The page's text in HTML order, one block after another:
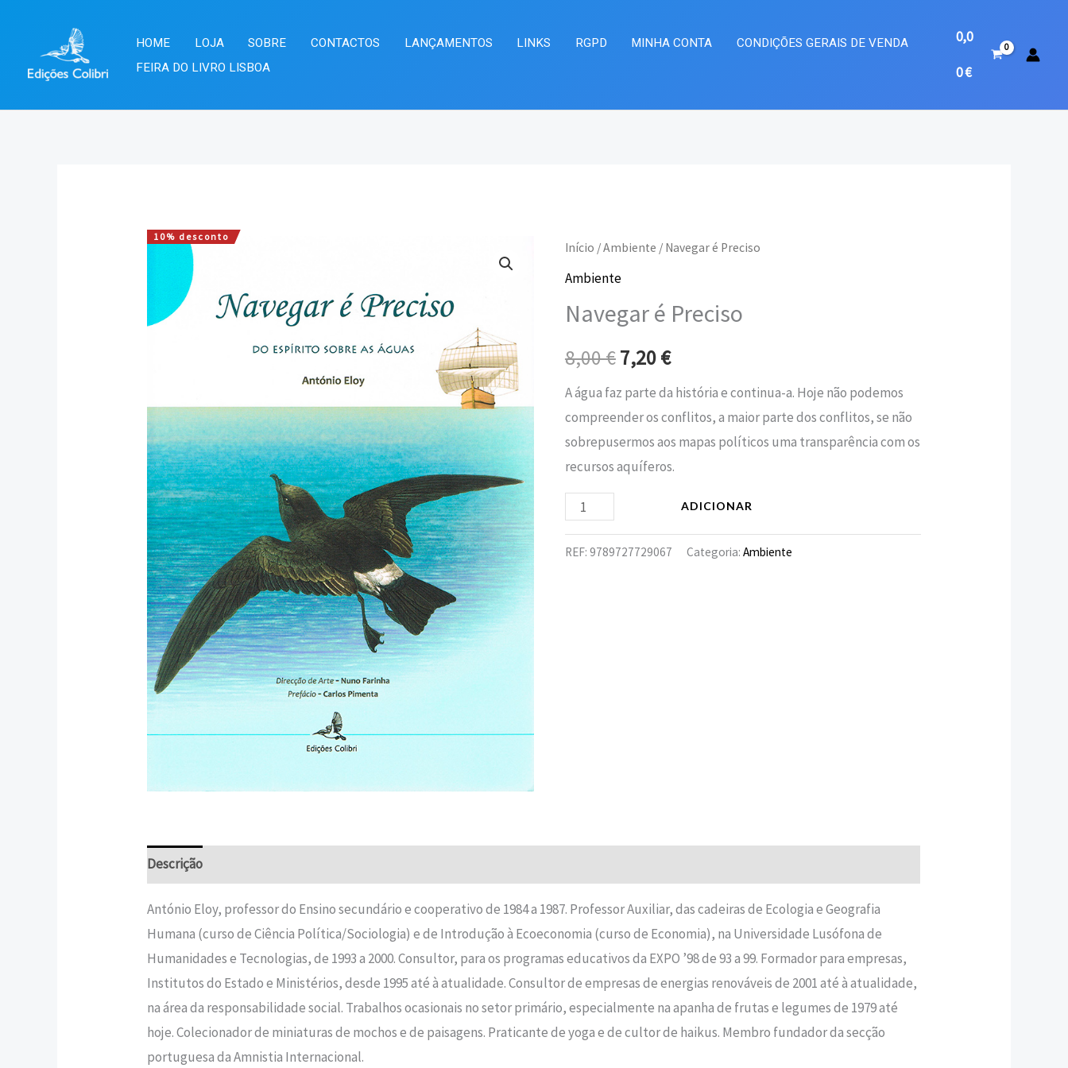
content
HOME LOJA SOBRE CONTACTOS LANÇAMENTOS LINKS RGPD MINHA CONTA
CONDIÇÕES GERAIS DE VENDA
FEIRA DO LIVRO LISBOA
0,0
0€
10% desconto
Início /Ambiente / Navegar é Preciso
Ambiente
Navegar é Preciso
8,00€
O
preço
original
era:
8,00 €.
7,20€
O
atual
é:
7,20 €.
A água faz parte da história e continua-a. Hoje não podemos
compreender os conflitos, a maior parte dos conflitos, se não
sobrepusermos aos mapas políticos uma transparência com os
recursos aquíferos.
Quantidade
de
é
ADICIONAR
REF: 9789727729067 Categoria: Ambiente
Descrição
António Eloy, professor do Ensino secundário e cooperativo de 1984 a 1987. Professor Auxiliar, das cadeiras de Ecologia e Geografia
Humana (curso de Ciência Política/Sociologia) e de Introdução à Ecoeconomia (curso de Economia), na Universidade Lusófona de
Humanidades e Tecnologias, de 1993 a 2000. Consultor, para os programas educativos da EXPO ’98 de 93 a 99. Formador para empresas,
Institutos do Estado e Ministérios, desde 1995 até à atualidade. Consultor de empresas de energias renováveis de 2001 até à atualidade,
na área da responsabilidade social. Trabalhos ocasionais no setor primário, especialmente na apanha de frutas e legumes de 1979 até
hoje. Colecionador de miniaturas de mochos e de paisagens. Praticante de yoga e de cultor de haikus. Membro fundador da secção
portuguesa da Amnistia Internacional.